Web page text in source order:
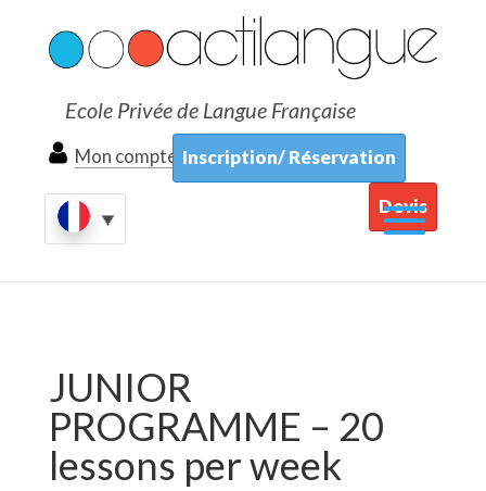
Ecole Privée de Langue Française
Mon compte Inscription/ Réservation
Devis
JUNIOR
PROGRAMME – 20
lessons per week